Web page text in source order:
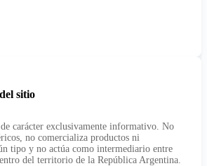
sitio
carácter exclusivamente informativo. No
no comercializa productos ni
tipo y no actúa como intermediario entre
del territorio de la República Argentina.